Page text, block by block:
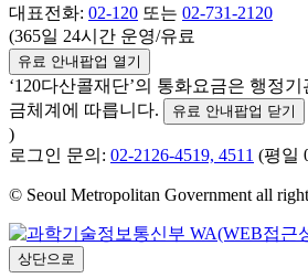
대표전화: 02-120 또는 02-731-2120
(365일 24시간 운영/유료
유료 안내팝업 열기
‘120다산콜재단’의 통화요금은 행정
금체계에 따릅니다.
유료 안내팝업 닫기
)
로그인 문의: 02-2126-4519, 4511 (평일
© Seoul Metropolitan Government all
상단으로